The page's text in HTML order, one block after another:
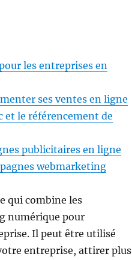
les entreprises en
ses ventes en ligne
et le référencement de
publicitaires en ligne
webmarketing
qui combine les
numérique pour
Il peut être utilisé
entreprise, attirer plus